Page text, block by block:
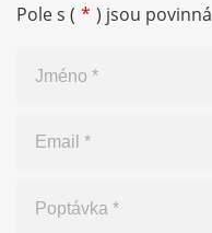
Pole s ( * ) jsou povinná